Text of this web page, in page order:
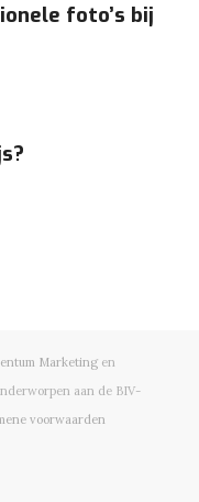
foto’s bij
Marketing en
aan de BIV-
voorwaarden